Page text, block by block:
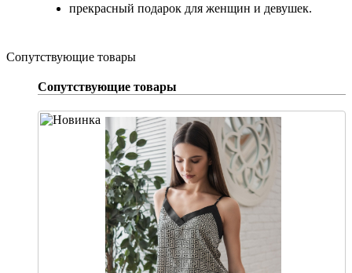
прекрасный подарок для женщин и девушек.
Сопутствующие товары
Сопутствующие товары